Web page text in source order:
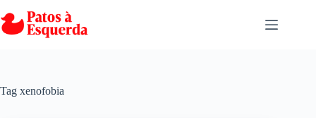
para
o
Tag xenofobia